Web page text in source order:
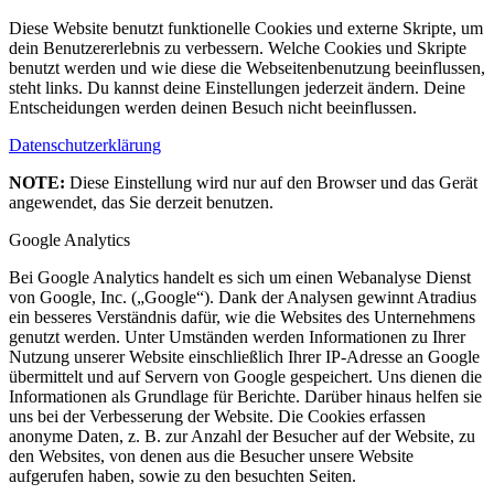
Diese Website benutzt funktionelle Cookies und externe Skripte, um
dein Benutzererlebnis zu verbessern. Welche Cookies und Skripte
benutzt werden und wie diese die Webseitenbenutzung beeinflussen,
steht links. Du kannst deine Einstellungen jederzeit ändern. Deine
Entscheidungen werden deinen Besuch nicht beeinflussen.
Datenschutzerklärung
NOTE: Diese Einstellung wird nur auf den Browser und das Gerät
angewendet, das Sie derzeit benutzen.
Google Analytics
Bei Google Analytics handelt es sich um einen Webanalyse Dienst
von Google, Inc. („Google“). Dank der Analysen gewinnt Atradius
ein besseres Verständnis dafür, wie die Websites des Unternehmens
genutzt werden. Unter Umständen werden Informationen zu Ihrer
Nutzung unserer Website einschließlich Ihrer IP-Adresse an Google
übermittelt und auf Servern von Google gespeichert. Uns dienen die
Informationen als Grundlage für Berichte. Darüber hinaus helfen sie
uns bei der Verbesserung der Website. Die Cookies erfassen
anonyme Daten, z. B. zur Anzahl der Besucher auf der Website, zu
den Websites, von denen aus die Besucher unsere Website
aufgerufen haben, sowie zu den besuchten Seiten.